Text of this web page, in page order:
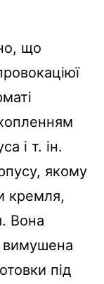
що
і т. ін.
якому
кремля,
Вона
вимушена
під